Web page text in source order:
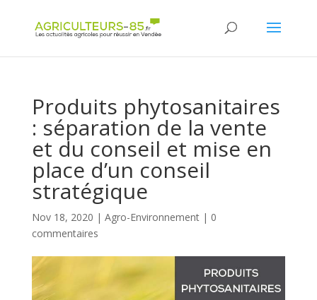
Produits phytosanitaires
: séparation de la vente
et du conseil et mise en
place d’un conseil
stratégique
Nov 18, 2020 | Agro-Environnement| 0
commentaires